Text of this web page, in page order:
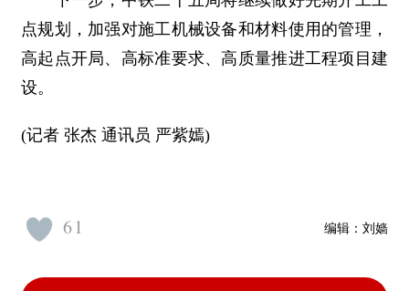
点规划，加强对施工机械设备和材料使用的管理，
高起点开局、高标准要求、高质量推进工程项目建
设。
(记者 张杰 通讯员 严紫嫣)
编辑： 刘嫱
61